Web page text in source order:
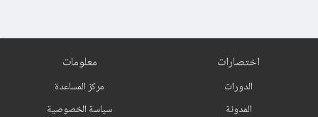
اختصارات
الدورات
المدونة
معلومات
مركز المساعدة
سياسة الخصوصية